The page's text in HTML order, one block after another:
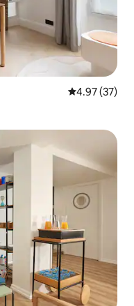
平均评分
4.97 (37)